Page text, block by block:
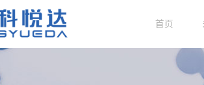
首页